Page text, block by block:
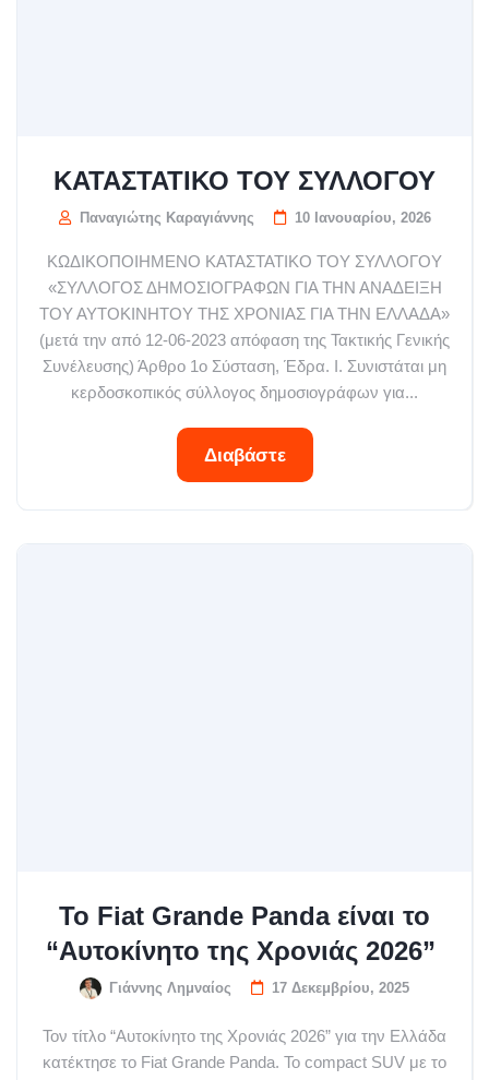
ΚΑΤΑΣΤΑΤΙΚΟ ΤΟΥ ΣΥΛΛΟΓΟΥ
Παναγιώτης Καραγιάννης 10 Ιανουαρίου, 2026
ΚΩΔΙΚΟΠΟΙΗΜΕΝΟ ΚΑΤΑΣΤΑΤΙΚΟ ΤΟΥ ΣΥΛΛΟΓΟΥ
«ΣΥΛΛΟΓΟΣ ΔΗΜΟΣΙΟΓΡΑΦΩΝ ΓΙΑ ΤΗΝ ΑΝΑΔΕΙΞΗ
ΤΟΥ ΑΥΤΟΚΙΝΗΤΟΥ ΤΗΣ ΧΡΟΝΙΑΣ ΓΙΑ ΤΗΝ ΕΛΛΑΔΑ»
(μετά την από 12-06-2023 απόφαση της Τακτικής Γενικής
Συνέλευσης) Άρθρο 1ο Σύσταση, Έδρα. Ι. Συνιστάται μη
κερδοσκοπικός σύλλογος δημοσιογράφων για...
Διαβάστε
Το Fiat Grande Panda είναι το
“Αυτοκίνητο της Χρονιάς 2026”
Γιάννης Λημναίος 17 Δεκεμβρίου, 2025
Τον τίτλο “Αυτοκίνητο της Χρονιάς 2026” για την Ελλάδα
κατέκτησε το Fiat Grande Panda. To compact SUV με το